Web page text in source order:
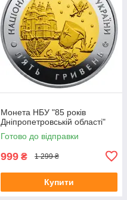
Монета НБУ "85 років
Дніпропетровській області"
Готово до відправки
999 ₴ 1 299 ₴
Купити